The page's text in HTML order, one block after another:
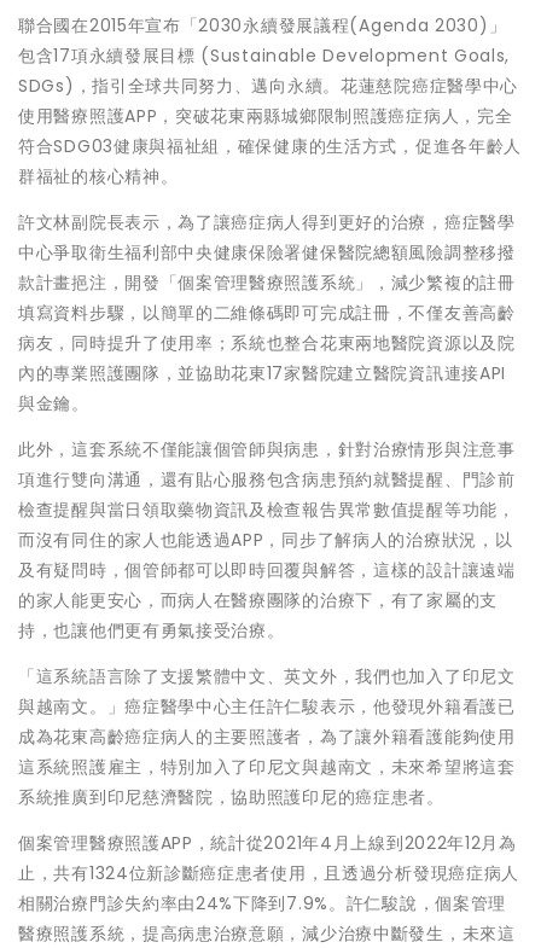
聯合國在2015年宣布「2030永續發展議程(Agenda 2030)」
包含17項永續發展目標 (Sustainable Development Goals,
SDGs)，指引全球共同努力、邁向永續。花蓮慈院癌症醫學中心
使用醫療照護APP，突破花東兩縣城鄉限制照護癌症病人，完全
符合SDG03健康與福祉組，確保健康的生活方式，促進各年齡人
群福祉的核心精神。
許文林副院長表示，為了讓癌症病人得到更好的治療，癌症醫學
中心爭取衛生福利部中央健康保險署健保醫院總額風險調整移撥
款計畫挹注，開發「個案管理醫療照護系統」，減少繁複的註冊
填寫資料步驟，以簡單的二維條碼即可完成註冊，不僅友善高齡
病友，同時提升了使用率；系統也整合花東兩地醫院資源以及院
內的專業照護團隊，並協助花東17家醫院建立醫院資訊連接API
與金鑰。
此外，這套系統不僅能讓個管師與病患，針對治療情形與注意事
項進行雙向溝通，還有貼心服務包含病患預約就醫提醒、門診前
檢查提醒與當日領取藥物資訊及檢查報告異常數值提醒等功能，
而沒有同住的家人也能透過APP，同步了解病人的治療狀況，以
及有疑問時，個管師都可以即時回覆與解答，這樣的設計讓遠端
的家人能更安心，而病人在醫療團隊的治療下，有了家屬的支
持，也讓他們更有勇氣接受治療。
「這系統語言除了支援繁體中文、英文外，我們也加入了印尼文
與越南文。」癌症醫學中心主任許仁駿表示，他發現外籍看護已
成為花東高齡癌症病人的主要照護者，為了讓外籍看護能夠使用
這系統照護雇主，特別加入了印尼文與越南文，未來希望將這套
系統推廣到印尼慈濟醫院，協助照護印尼的癌症患者。
個案管理醫療照護APP，統計從2021年4月上線到2022年12月為
止，共有1324位新診斷癌症患者使用，且透過分析發現癌症病人
相關治療門診失約率由24%下降到7.9%。許仁駿說，個案管理
醫療照護系統，提高病患治療意願，減少治療中斷發生，未來這